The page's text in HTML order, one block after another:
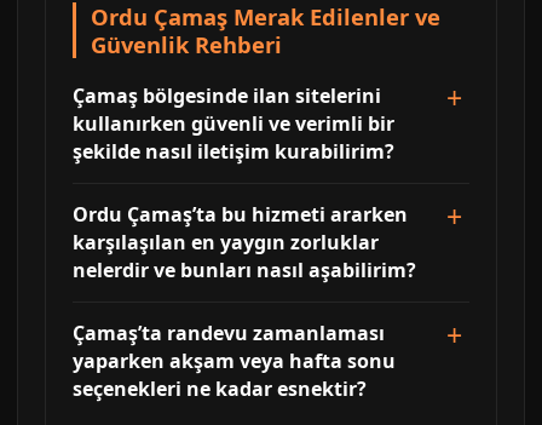
Ordu Çamaş Merak Edilenler ve
Güvenlik Rehberi
Çamaş bölgesinde ilan sitelerini
kullanırken güvenli ve verimli bir
şekilde nasıl iletişim kurabilirim?
Ordu Çamaş’ta bu hizmeti ararken
karşılaşılan en yaygın zorluklar
nelerdir ve bunları nasıl aşabilirim?
Çamaş’ta randevu zamanlaması
yaparken akşam veya hafta sonu
seçenekleri ne kadar esnektir?